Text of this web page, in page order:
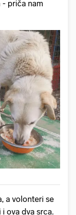
- priča nam
a volonteri se
ova dva srca.